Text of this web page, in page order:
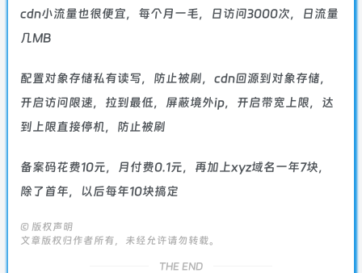
cdn小流量也很便宜，每个月一毛，日访问3000次，日流量
几MB
配置对象存储私有读写，防止被刷，cdn回源到对象存储，
开启访问限速，拉到最低，屏蔽境外ip，开启带宽上限，达
到上限直接停机，防止被刷
备案码花费10元，月付费0.1元，再加上xyz域名一年7块，
除了首年，以后每年10块搞定
© 版权声明
文章版权归作者所有，未经允许请勿转载。
THE END